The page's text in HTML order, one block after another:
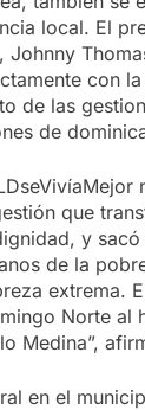
local. El
Johnny
con
de las
de
que
y sacó
de la
extrema.
Norte al
Medina”,
en el